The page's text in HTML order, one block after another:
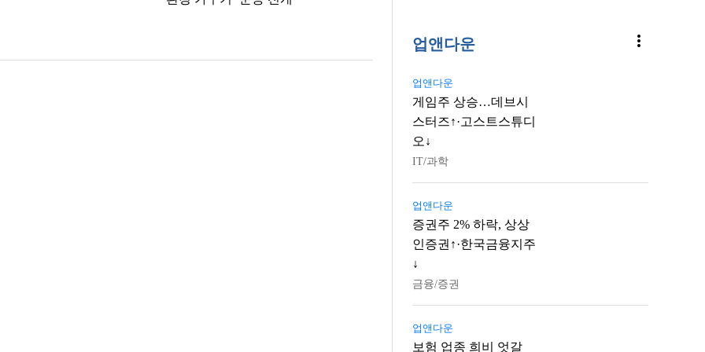
업앤다운 more_vert
업앤다운
게임주 상승…데브시
스터즈↑·고스트스튜디
오↓
IT/과학
업앤다운
증권주 2% 하락, 상상
인증권↑·한국금융지주
↓
금융/증권
업앤다운
보험 업종 희비 엇갈